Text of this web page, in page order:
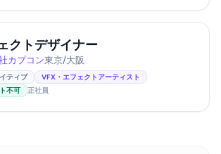
クトデザイナー
カプコン東京/大阪
ティブ
VFX・エフェクトアーティスト
不可
正社員